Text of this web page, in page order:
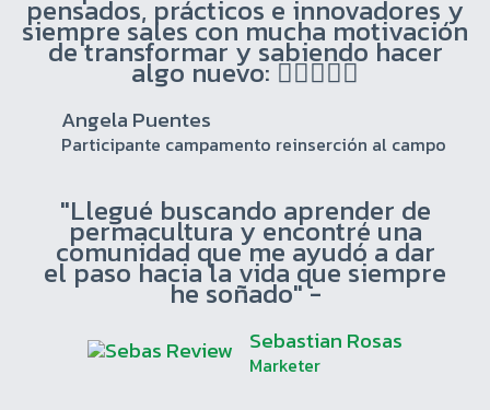
pensados, prácticos e innovadores y
siempre sales con mucha motivación
de transformar y sabiendo hacer
algo nuevo: ✊🏽🤎🌱🐒
Angela Puentes
Participante campamento reinserción al campo
"Llegué buscando aprender de
permacultura y encontré una
comunidad que me ayudó a dar
el paso hacia la vida que siempre
he soñado" -
Sebastian Rosas
Marketer